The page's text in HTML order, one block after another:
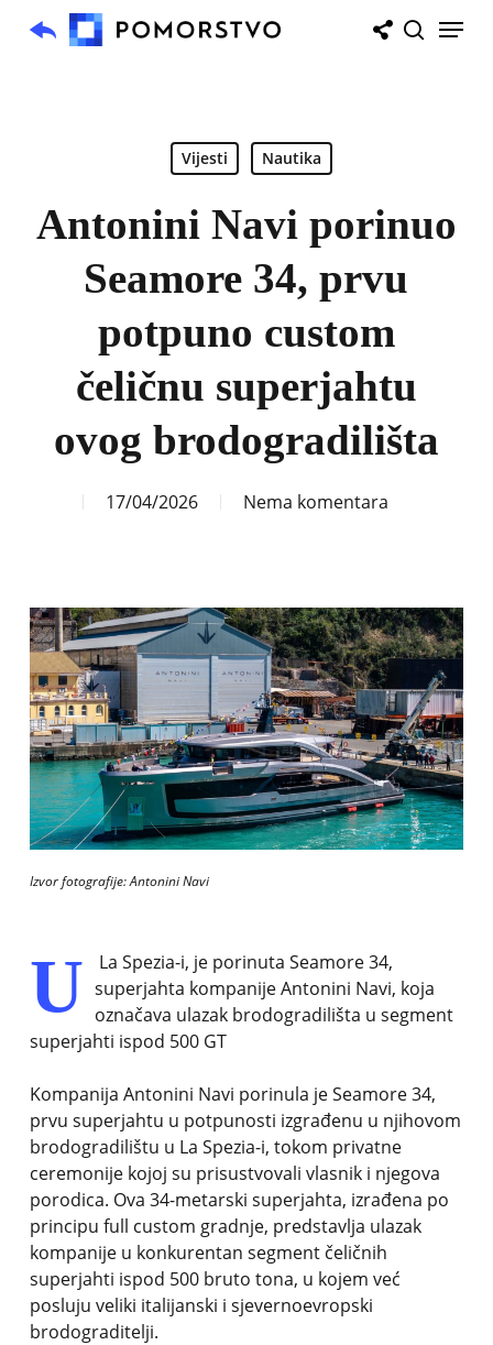
Menu
Vijesti Nautika
Antonini Navi porinuo
Seamore 34, prvu
potpuno custom
čeličnu superjahtu
ovog brodogradilišta
17/04/2026 Nema komentara
Izvor fotografije: Antonini Navi
U
La Spezia-i, je porinuta Seamore 34,
superjahta kompanije Antonini Navi, koja
označava ulazak brodogradilišta u segment
superjahti ispod 500 GT
Kompanija Antonini Navi porinula je Seamore 34,
prvu superjahtu u potpunosti izgrađenu u njihovom
brodogradilištu u La Spezia-i, tokom privatne
ceremonije kojoj su prisustvovali vlasnik i njegova
porodica. Ova 34-metarski superjahta, izrađena po
principu full custom gradnje, predstavlja ulazak
kompanije u konkurentan segment čeličnih
superjahti ispod 500 bruto tona, u kojem već
posluju veliki italijanski i sjevernoevropski
brodograditelji.